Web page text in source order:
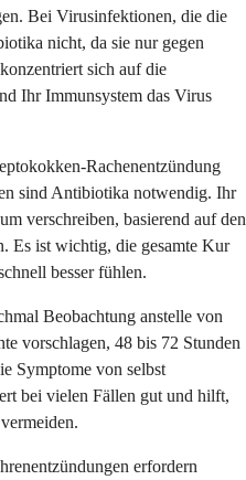
Bei Virusinfektionen, die die
nicht, da sie nur gegen
sich auf die
Ihr Immunsystem das Virus
Rachenentzündung
sind Antibiotika notwendig. Ihr
verschreiben, basierend auf den
Es ist wichtig, die gesamte Kur
besser fühlen.
Beobachtung anstelle von
vorschlagen, 48 bis 72 Stunden
Symptome von selbst
bei vielen Fällen gut und hilft,
erfordern